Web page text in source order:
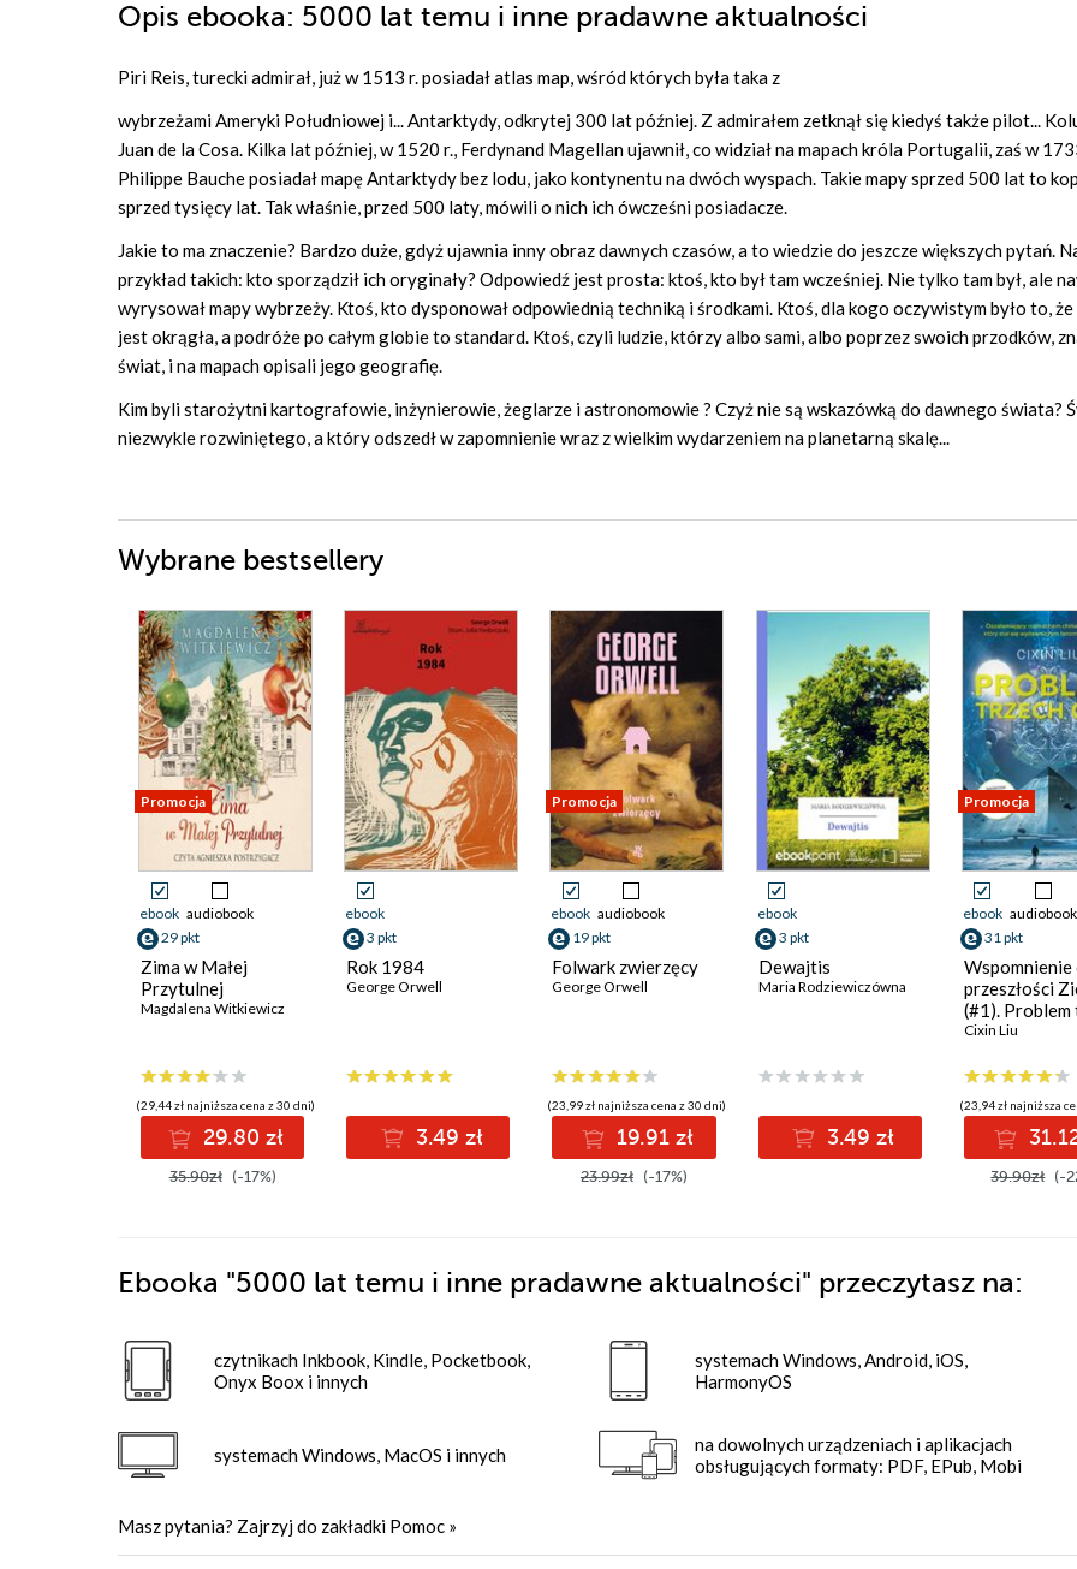
Opis ebooka: 5000 lat temu i inne pradawne aktualności
Piri Reis, turecki admirał, już w 1513 r. posiadał atlas map, wśród których była taka z
wybrzeżami Ameryki Południowej i... Antarktydy, odkrytej 300 lat później. Z admirałem zetknął się kiedyś także pilot...
Juan de la Cosa. Kilka lat później, w 1520 r., Ferdynand Magellan ujawnił, co widział na mapach króla Portugalii, zaś w
Philippe Bauche posiadał mapę Antarktydy bez lodu, jako kontynentu na dwóch wyspach. Takie mapy sprzed 500 lat to
sprzed tysięcy lat. Tak właśnie, przed 500 laty, mówili o nich ich ówcześni posiadacze.
Jakie to ma znaczenie? Bardzo duże, gdyż ujawnia inny obraz dawnych czasów, a to wiedzie do jeszcze większych pytań.
przykład takich: kto sporządził ich oryginały? Odpowiedź jest prosta: ktoś, kto był tam wcześniej. Nie tylko tam był, ale
wyrysował mapy wybrzeży. Ktoś, kto dysponował odpowiednią techniką i środkami. Ktoś, dla kogo oczywistym było to,
jest okrągła, a podróże po całym globie to standard. Ktoś, czyli ludzie, którzy albo sami, albo poprzez swoich przodków,
świat, i na mapach opisali jego geografię.
Kim byli starożytni kartografowie, inżynierowie, żeglarze i astronomowie ? Czyż nie są wskazówką do dawnego świata?
niezwykle rozwiniętego, a który odszedł w zapomnienie wraz z wielkim wydarzeniem na planetarną skalę...
Wybrane bestsellery
Promocja
ebook audiobook
29 pkt
Zima w Małej
Przytulnej
Magdalena Witkiewicz
(29,44 zł najniższa cena z 30 dni)
29.80 zł
35.90zł (-17%)
ebook
3 pkt
Rok 1984
George Orwell
3.49 zł
Promocja
ebook audiobook
19 pkt
Folwark zwierzęcy
George Orwell
(23,99 zł najniższa cena z 30 dni)
19.91 zł
23.99zł (-17%)
ebook
3 pkt
Dewajtis
Maria Rodziewiczówna
3.49 zł
Promocja
ebook audiobook
31 pkt
Wspomnienie
przeszłości
(#1). Problem
ciał
Cixin Liu
(23,94 zł najniższa
39.90zł (-
Ebooka "5000 lat temu i inne pradawne aktualności" przeczytasz na:
czytnikach Inkbook, Kindle, Pocketbook,
Onyx Boox i innych
systemach Windows, MacOS i innych
systemach Windows, Android, iOS,
HarmonyOS
na dowolnych urządzeniach i aplikacjach
obsługujących formaty: PDF, EPub, Mobi
Masz pytania? Zajrzyj do zakładki Pomoc »